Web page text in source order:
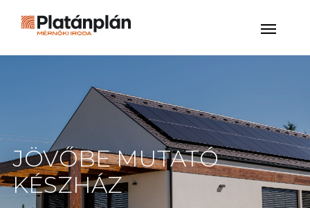
JÖVŐBE MUTATÓ
KÉSZHÁZ